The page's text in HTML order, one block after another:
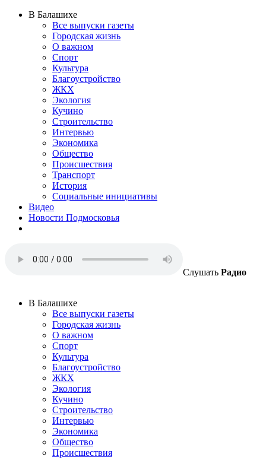
В Балашихе
Все выпуски газеты
Городская жизнь
О важном
Спорт
Культура
Благоустройство
ЖКХ
Экология
Кучино
Строительство
Интервью
Экономика
Общество
Происшествия
Транспорт
История
Социальные инициативы
Видео
Новости Подмосковья
Слушать Радио
В Балашихе
Все выпуски газеты
Городская жизнь
О важном
Спорт
Культура
Благоустройство
ЖКХ
Экология
Кучино
Строительство
Интервью
Экономика
Общество
Происшествия